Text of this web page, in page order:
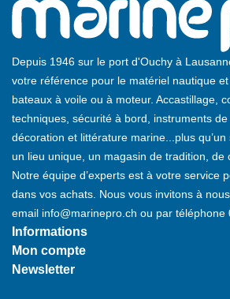
Depuis 1946 sur le port d'Ouchy à
votre référence pour le matériel nautique et
bateaux à voile ou à moteur. Accastillage,
techniques, sécurité à bord, instruments de
décoration et littérature marine...plus qu’un
un lieu unique, un magasin de tradition, de
Notre équipe d’experts est à votre service
dans vos achats. Nous vous invitons à
email info@marinepro.ch ou par téléphone
Informations
Mon compte
Newsletter